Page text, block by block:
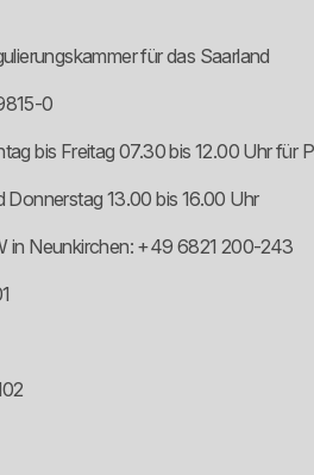
für das Saarland
0
bis Freitag 07.30 bis 12.00 Uhr für
13.00 bis 16.00 Uhr
in Neunkirchen: +49 6821 200-243